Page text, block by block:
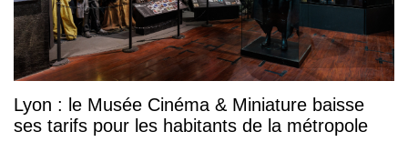
Lyon : le Musée Cinéma & Miniature baisse
ses tarifs pour les habitants de la métropole